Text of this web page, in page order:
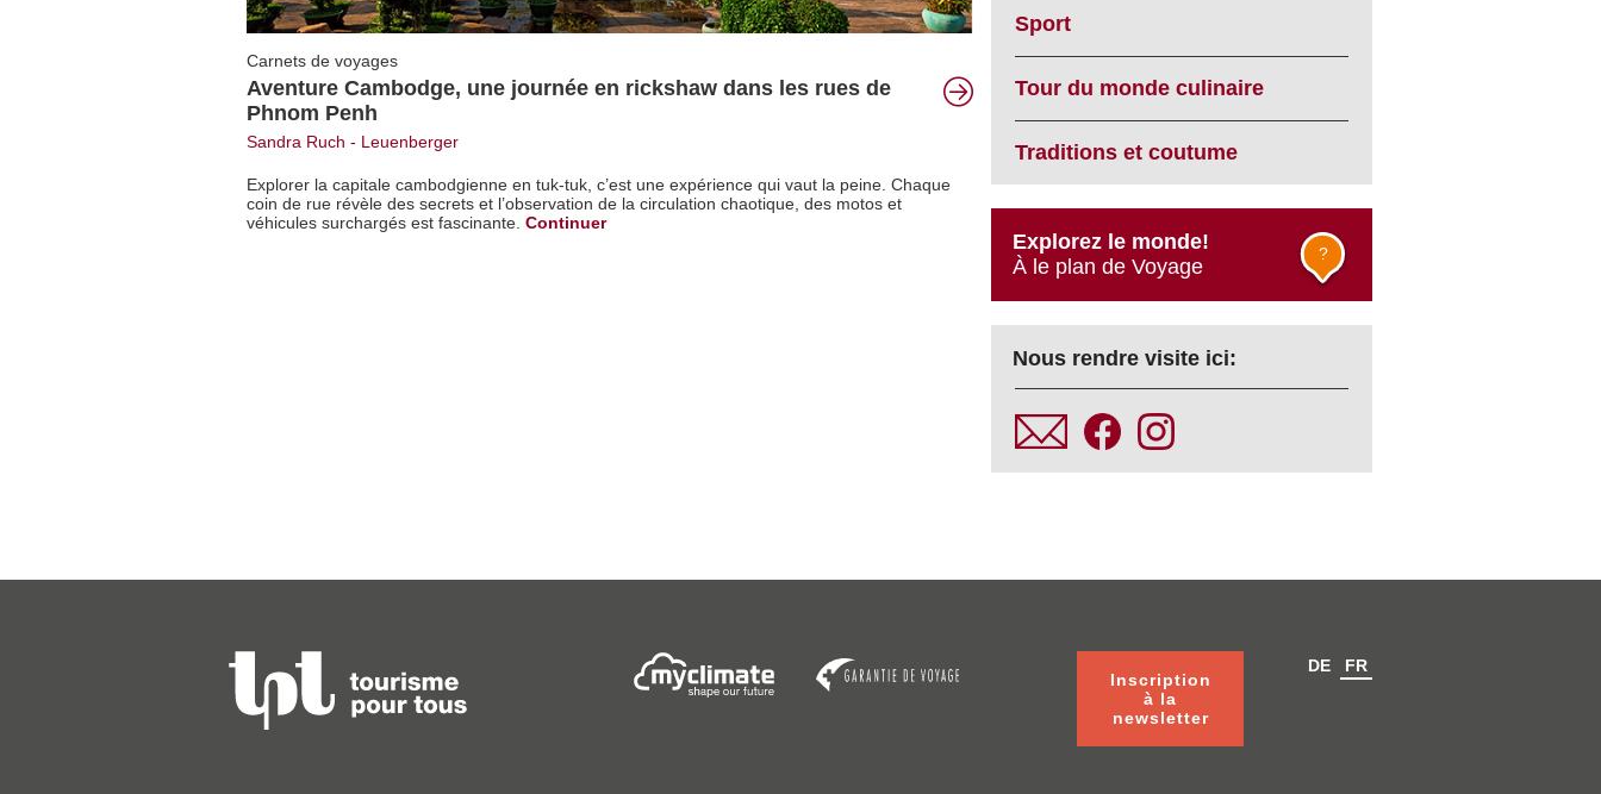
Carnets de voyages
Aventure Cambodge, une journée en rickshaw dans les rues de
Phnom Penh
Sandra Ruch - Leuenberger
Explorer la capitale cambodgienne en tuk-tuk, c’est une expérience qui vaut la peine. Chaque
coin de rue révèle des secrets et l’observation de la circulation chaotique, des motos et
véhicules surchargés est fascinante. Continuer
Sport
Tour du monde culinaire
Traditions et coutume
Explorez le monde!
À le plan de Voyage
?
Nous rendre visite ici:
Inscription
à la
newsletter
DE FR